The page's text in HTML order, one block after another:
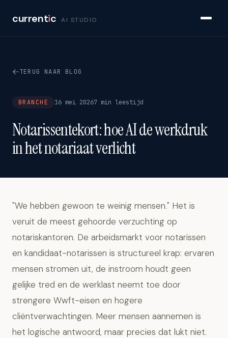
currentic AI STUDIO
TERUG NAAR BLOG
BRANCHE 16 mei 20267 min leestijd
Notarissentekort: hoe AI de werkdruk
in het notariaat verlicht
"We hebben gewoon te weinig mensen." Het is
veruit de meest gehoorde verzuchting op
notariskantoren. De arbeidsmarkt voor notarissen
en kandidaat-notarissen is structureel krap: ervaren
mensen stromen uit, de instroom houdt geen
gelijke tred en de werklast neemt toe door
strengere Wwft-eisen en hogere
cliëntverwachtingen. Meer mensen aannemen is
het logische antwoord, maar precies dat lukt niet.